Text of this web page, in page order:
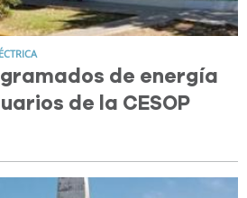
de energía
de la CESOP